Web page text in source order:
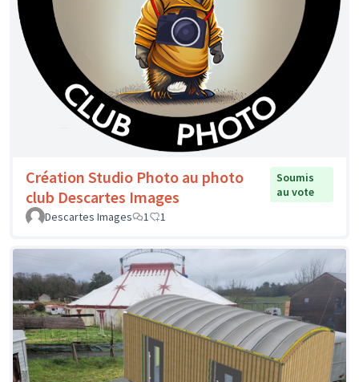
Création Studio Photo au photo
club Descartes Images
Soumis
au vote
Descartes Images
1 1